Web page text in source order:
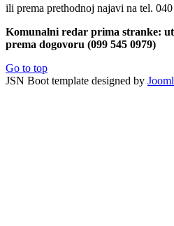
ili prema prethodnoj najavi na tel.
Komunalni redar prima stranke:
prema dogovoru (099 545 0979)
Go to top
JSN Boot template designed by